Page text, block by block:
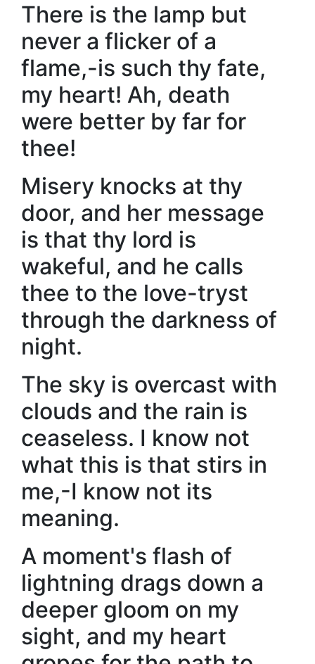
There is the lamp but
never a flicker of a
flame,-is such thy fate,
my heart! Ah, death
were better by far for
thee!
Misery knocks at thy
door, and her message
is that thy lord is
wakeful, and he calls
thee to the love-tryst
through the darkness of
night.
The sky is overcast with
clouds and the rain is
ceaseless. I know not
what this is that stirs in
me,-I know not its
meaning.
A moment's flash of
lightning drags down a
deeper gloom on my
sight, and my heart